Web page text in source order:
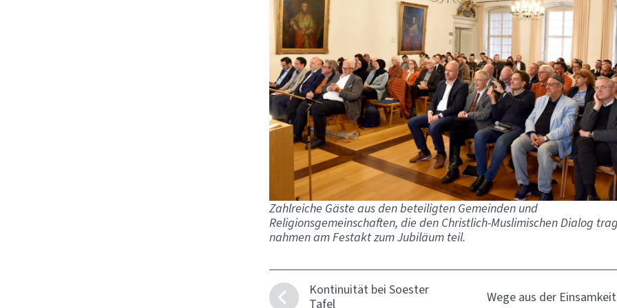
Zahlreiche Gäste aus den beteiligten Gemeinden und
Religionsgemeinschaften, die den Christlich-Muslimischen Dialog
nahmen am Festakt zum Jubiläum teil.
Kontinuität bei Soester
Tafel
Wege aus der Einsamkeit